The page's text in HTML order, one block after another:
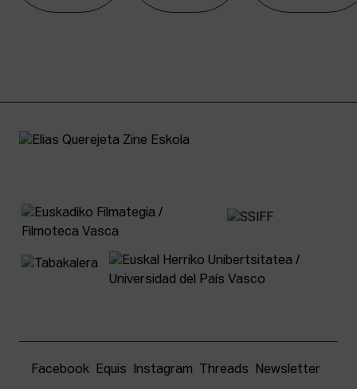
Facebook Equis Instagram Threads Newsletter